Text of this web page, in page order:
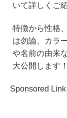
いて詳しくご
特徴から性格
は勿論、カラ
や名前の由来
大公開します！
Sponsored Link